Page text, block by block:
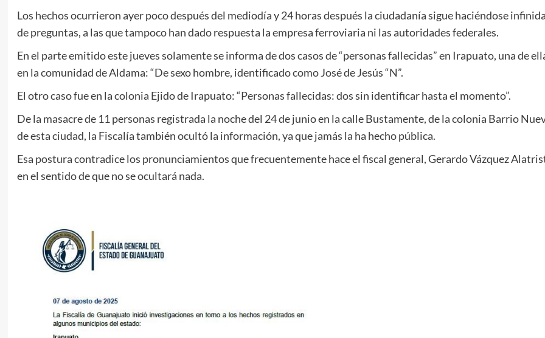
Los hechos ocurrieron ayer poco después del mediodía y 24 horas después la ciudadanía sigue haciéndose
de preguntas, a las que tampoco han dado respuesta la empresa ferroviaria ni las autoridades federales.
En el parte emitido este jueves solamente se informa de dos casos de “personas fallecidas” en Irapuato, una de
en la comunidad de Aldama: “De sexo hombre, identificado como José de Jesús “N”.
El otro caso fue en la colonia Ejido de Irapuato: “Personas fallecidas: dos sin identificar hasta el momento”.
De la masacre de 11 personas registrada la noche del 24 de junio en la calle Bustamente, de la colonia Barrio
de esta ciudad, la Fiscalía también ocultó la información, ya que jamás la ha hecho pública.
Esa postura contradice los pronunciamientos que frecuentemente hace el fiscal general, Gerardo Vázquez
en el sentido de que no se ocultará nada.